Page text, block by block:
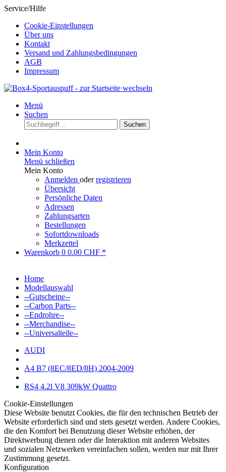
Service/Hilfe
Cookie-Einstellungen
Über uns
Kontakt
Versand und Zahlungsbedingungen
AGB
Impressum
Menü
Suchen
Suchen
Mein Konto
Menü schließen
Mein Konto
Anmelden oderregistrieren
Übersicht
Persönliche Daten
Adressen
Zahlungsarten
Bestellungen
Sofortdownloads
Merkzettel
Warenkorb 0 0.00 CHF *
Home
Modellauswahl
--Gutscheine--
--Carbon Parts--
--Endrohre--
--Merchandise--
--Universalteile--
AUDI
A4 B7 (8EC/8ED/8H) 2004-2009
RS4 4.2l V8 309kW Quattro
Cookie-Einstellungen
Diese Website benutzt Cookies, die für den technischen Betrieb der
Website erforderlich sind und stets gesetzt werden. Andere Cookies,
die den Komfort bei Benutzung dieser Website erhöhen, der
Direktwerbung dienen oder die Interaktion mit anderen Websites
und sozialen Netzwerken vereinfachen sollen, werden nur mit Ihrer
Zustimmung gesetzt.
Konfiguration